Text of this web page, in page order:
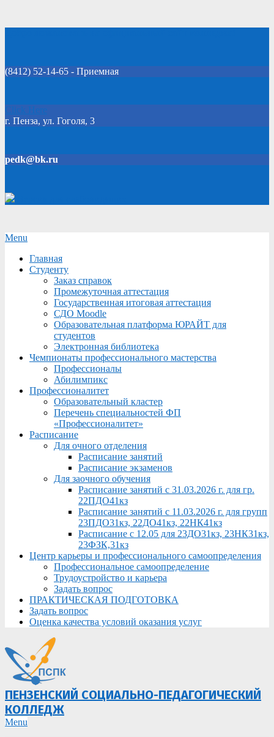
(8412) 52-14-65 - Приемная
Click Here
г. Пенза, ул. Гоголя, 3
pedk@bk.ru
Secondary
Menu
Menu
Главная
Студенту
Заказ справок
Промежуточная аттестация
Государственная итоговая аттестация
СДО Moodle
Образовательная платформа ЮРАЙТ для
студентов
Электронная библиотека
Чемпионаты профессионального мастерства
Профессионалы
Абилимпикс
Профессионалитет
Образовательный кластер
Перечень специальностей ФП
«Профессионалитет»
Расписание
Для очного отделения
Расписание занятий
Расписание экзаменов
Для заочного обучения
Расписание занятий с 31.03.2026 г. для гр.
22ПДО41кз
Расписание занятий с 11.03.2026 г. для групп
23ПДО31кз, 22ДО41кз, 22НК41кз
Расписание с 12.05 для 23ДО31кз, 23НК31кз,
23ФЗК,31кз
Центр карьеры и профессионального самоопределения
Профессиональное самоопределение
Трудоустройство и карьера
Задать вопрос
ПРАКТИЧЕСКАЯ ПОДГОТОВКА
Задать вопрос
Оценка качества условий оказания услуг
ПЕНЗЕНСКИЙ СОЦИАЛЬНО-ПЕДАГОГИЧЕСКИЙ
КОЛЛЕДЖ
Primary
Menu